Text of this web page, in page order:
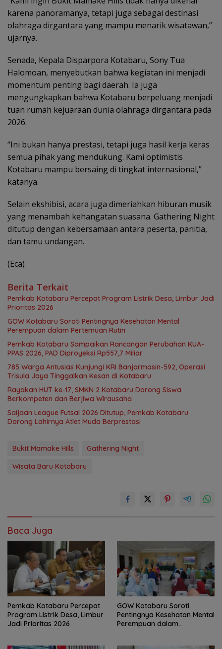
karena panoramanya, tetapi juga sebagai destinasi
olahraga dirgantara yang mampu menarik wisatawan,”
ujarnya.
Senada, Kepala Disparpora Kotabaru, Sony Tua
Halomoan, menyebutkan bahwa kegiatan ini menjadi
momentum penting bagi daerah. Ia juga
mengungkapkan bahwa Kotabaru berpeluang menjadi
tuan rumah kejuaraan dunia olahraga dirgantara pada
2026.
“Ini bukan hanya prestasi, tetapi juga hasil kerja keras
semua pihak yang mendukung. Kami optimistis
Kotabaru mampu bersaing di tingkat internasional,”
katanya.
Selain ekshibisi, acara juga dimeriahkan hiburan musik
yang menambah kehangatan suasana. Gathering Night
ditutup dengan kebersamaan antara peserta, panitia,
dan tamu undangan.
(Eca)
Berita Terkait
Pemkab Kotabaru Percepat Program Listrik Desa, Limbur Jadi
Prioritas 2026
GOW Kotabaru Soroti Pentingnya Kesehatan Mental
Perempuan dalam Pertemuan Rutin
Pemkab Kotabaru Sampaikan Rancangan Perubahan KUA-
PPAS 2026, PAD Diproyeksi Rp557,7 Miliar
785 Warga Antusias Kunjungi KRI Banjarmasin-592, Operasi
Trisula Jaya Tinggalkan Kesan di Kotabaru
Rayakan HUT ke-17, SMKN 2 Kotabaru Dorong Siswa
Berkompeten dan Berjiwa Wirausaha
Saijaan League Futsal 2026 Ditutup, Pemkab Kotabaru
Dorong Lahirnya Atlet Muda Berprestasi
Bukit Mamake Hills
Gathering Night
Wisata Baru Kotabaru
Baca Juga
Pemkab Kotabaru Percepat
Program Listrik Desa, Limbur
Jadi Prioritas 2026
GOW Kotabaru Soroti
Pentingnya Kesehatan Mental
Perempuan dalam